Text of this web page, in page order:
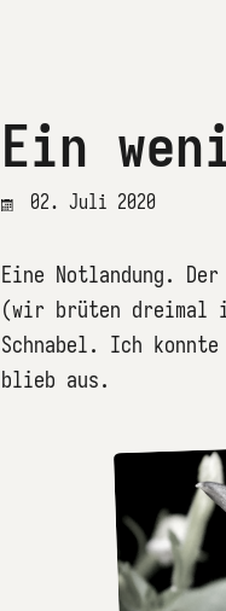
Ein
02. Juli 2020
Eine Notlandung.
(wir brüten dreimal
Schnabel. Ich
blieb aus.